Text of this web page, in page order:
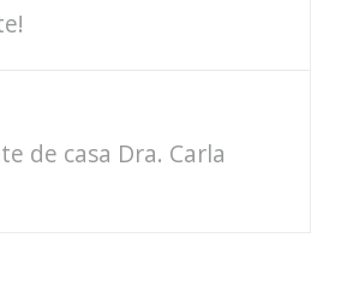
de casa Dra. Carla